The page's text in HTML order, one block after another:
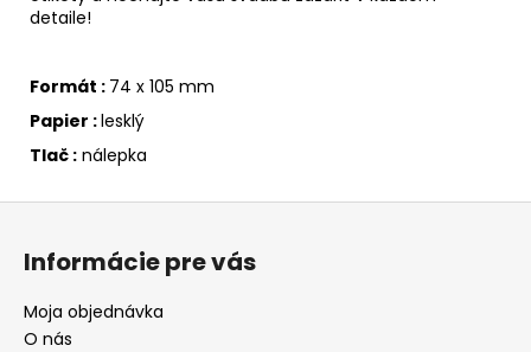
detaile!
Formát : 74 x 105 mm
Papier :lesklý
Tlač : nálepka
Z
Informácie pre vás
Moja objednávka
O nás